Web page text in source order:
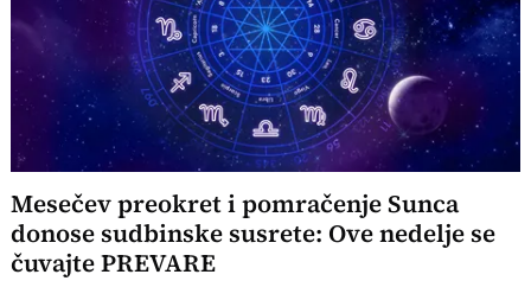
Mesečev preokret i pomračenje Sunca
donose sudbinske susrete: Ove nedelje se
čuvajte PREVARE